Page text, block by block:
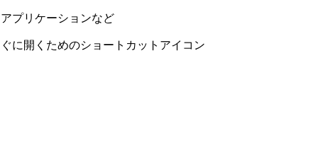
プリケーションなど
に開くためのショートカットアイコン